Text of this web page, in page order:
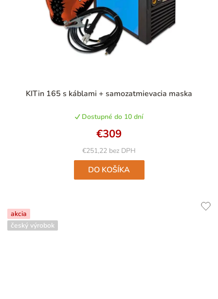
KITin 165 s káblami + samozatmievacia maska
hodnotenie
je
4,9
z
5
hviezdičiek.
Dostupné do 10 dní
€251,22 bez DPH
€309
DO KOŠÍKA
akcia
český výrobok